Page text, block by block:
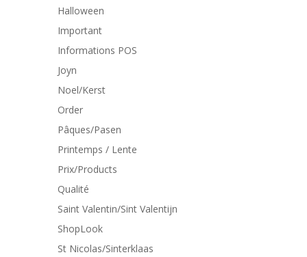
Halloween
Important
Informations POS
Joyn
Noel/Kerst
Order
Pâques/Pasen
Printemps / Lente
Prix/Products
Qualité
Saint Valentin/Sint Valentijn
ShopLook
St Nicolas/Sinterklaas